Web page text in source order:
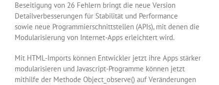
Beseitigung von 26 Fehlern bringt die neue Version
Detailverbesserungen für Stabilität und Performance
sowie neue Programmierschnittstellen (APIs), mit denen die
Modularisierung von Internet-Apps erleichtert wird.
Mit HTML-Imports können Entwickler jetzt ihre Apps stärker
modularisieren und Javascript-Programme können jetzt
mithilfe der Methode Object_observe() auf Veränderungen